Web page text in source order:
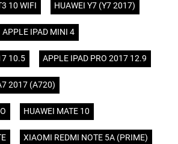
10 WIFI HUAWEI Y7 (Y7 2017)
APPLE IPAD MINI 4
10.5 APPLE IPAD PRO 2017 12.9
2017 (A720)
HUAWEI MATE 10
XIAOMI REDMI NOTE 5A (PRIME)